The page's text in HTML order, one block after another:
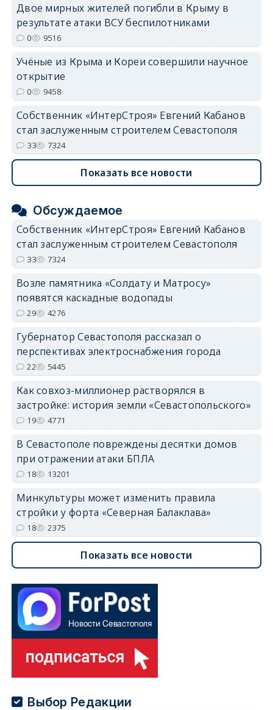
Двое мирных жителей погибли в Крыму в
результате атаки ВСУ беспилотниками
0 9516
Учёные из Крыма и Кореи совершили научное
открытие
0 9458
Собственник «ИнтерСтроя» Евгений Кабанов
стал заслуженным строителем Севастополя
33 7324
Показать все новости
Обсуждаемое
Собственник «ИнтерСтроя» Евгений Кабанов
стал заслуженным строителем Севастополя
33 7324
Возле памятника «Солдату и Матросу»
появятся каскадные водопады
29 4276
Губернатор Севастополя рассказал о
перспективах электроснабжения города
22 5445
Как совхоз-миллионер растворялся в
застройке: история земли «Севастопольского»
19 4771
В Севастополе повреждены десятки домов
при отражении атаки БПЛА
18 13201
Минкультуры может изменить правила
стройки у форта «Северная Балаклава»
18 2375
Показать все новости
Выбор Редакции